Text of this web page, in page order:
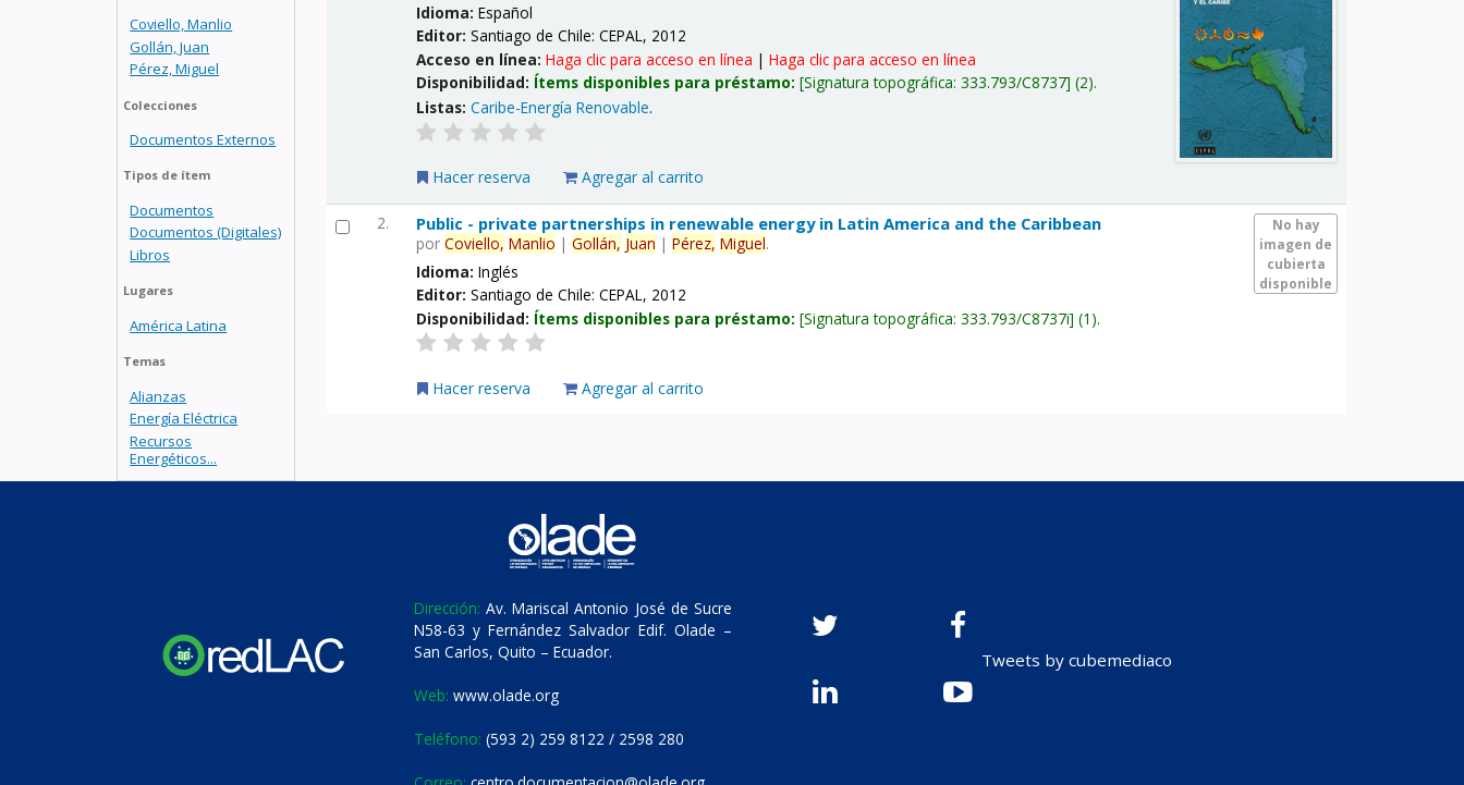
Coviello, Manlio
Gollán, Juan
Pérez, Miguel
Colecciones
Documentos Externos
Tipos de ítem
Documentos
Documentos (Digitales)
Libros
Lugares
América Latina
Temas
Alianzas
Energía Eléctrica
Recursos
Energéticos...
Idioma:Español
Editor:Santiago de Chile: CEPAL, 2012
Acceso en línea:Haga clic para acceso en línea |Haga clic para acceso en línea
Disponibilidad: Ítems disponibles para préstamo: Signatura topográfica:333.793/C8737 (2).
Listas: Caribe-Energía Renovable.
Hacer reserva Agregar al carrito
2.
No hay
imagen de
cubierta
disponible
Public - private partnerships in renewable energy in Latin America and the Caribbean
porCoviello, Manlio |Gollán, Juan |Pérez, Miguel.
Idioma:Inglés
Editor:Santiago de Chile: CEPAL, 2012
Disponibilidad: Ítems disponibles para préstamo: Signatura topográfica:333.793/C8737i (1).
Hacer reserva Agregar al carrito
Dirección: Av. Mariscal Antonio José de Sucre
N58-63 y Fernández Salvador Edif. Olade –
San Carlos, Quito – Ecuador.
Web: www.olade.org
Teléfono: (593 2) 259 8122 / 2598 280
Tweets by cubemediaco